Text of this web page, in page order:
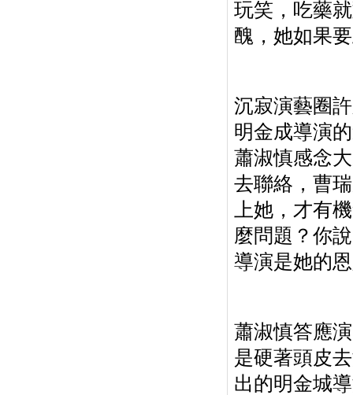
玩笑，吃藥
醜，她如果
沉寂演藝圈
明金成導演
蕭淑慎感念
去聯絡，曹
上她，才有
麼問題？你
導演是她的
蕭淑慎答應
是硬著頭皮
出的明金城